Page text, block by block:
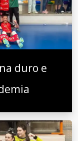
duro e